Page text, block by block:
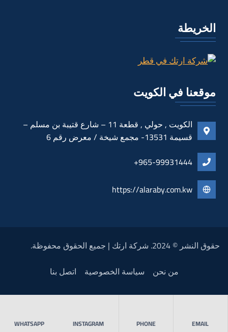
الخريطة
موقعنا في الكويت
الكويت , حولي , قطعة 11 – شارع قتيبة بن مسلم –
قسيمة 13531- مجمع شيخة / معرض رقم 6
965-99931444+
https://alaraby.com.kw
حقوق النشر © 2024. شركة ارتك | جميع الحقوق محفوظة.
من نحن سياسة الخصوصية اتصل بنا
EMAIL
PHONE
INSTAGRAM
WHATSAPP